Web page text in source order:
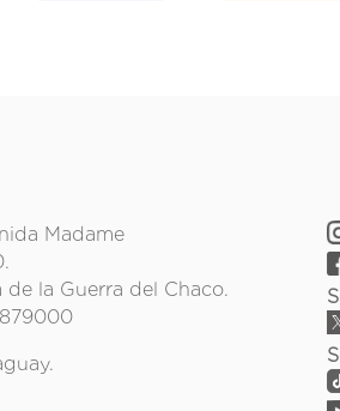
Madame
de la Guerra del Chaco.